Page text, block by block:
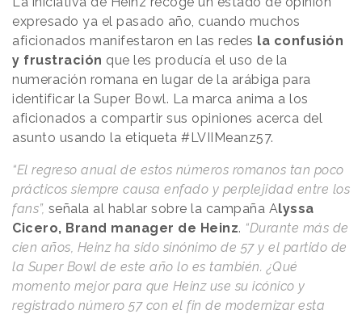
expresado ya el pasado año, cuando muchos
aficionados manifestaron en las redes la confusión
y frustración que les producía el uso de la
numeración romana en lugar de la arábiga para
identificar la Super Bowl. La marca anima a los
aficionados a compartir sus opiniones acerca del
asunto usando la etiqueta #LVIIMeanz57.
“El regreso anual de estos números romanos tan poco
prácticos siempre causa enfado y perplejidad entre los
fans”, señala al hablar sobre la campaña Alyssa
Cicero, Brand manager de Heinz. “Durante más de
cien años, Heinz ha sido sinónimo de 57 y el partido de
la Super Bowl de este año lo es también. ¿Qué
momento mejor para que Heinz use su icónico y
registrado número 57 con el fin de modernizar esta